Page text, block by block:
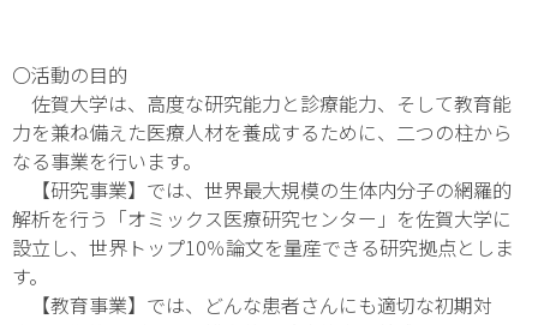
〇活動の目的
佐賀大学は、高度な研究能力と診療能力、そして教育能
力を兼ね備えた医療人材を養成するために、二つの柱から
なる事業を行います。
【研究事業】では、世界最大規模の生体内分子の網羅的
解析を行う「オミックス医療研究センター」を佐賀大学に
設立し、世界トップ10％論文を量産できる研究拠点としま
す。
【教育事業】では、どんな患者さんにも適切な初期対